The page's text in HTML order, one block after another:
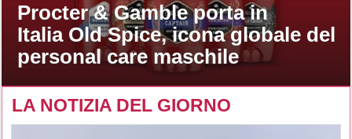
Procter & Gamble porta in
Italia Old Spice, icona globale del
personal care maschile
LA NOTIZIA DEL GIORNO